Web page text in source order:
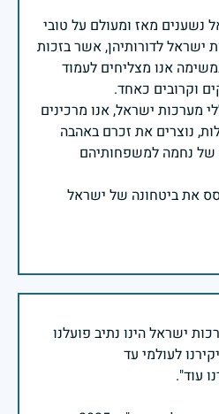
נשענים מאז ומעולם על טובי
ישראל לדורותיהן, אשר בזכות
אנו מצליחים לעמוד
מערכות ישראל, אנו מרכינים
נוצרים את זכרם באהבה
של נחמה למשפחותיהם
את ביטחונה של ישראל
ישראל הינו נתיב פועלנו